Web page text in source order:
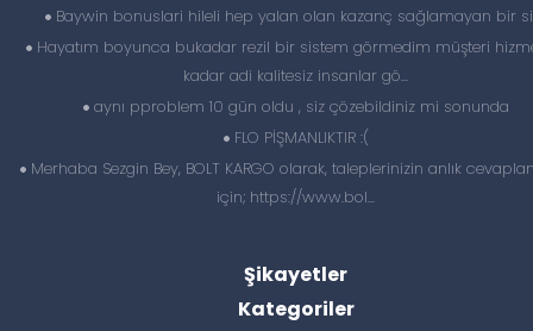
Baywin bonuslari hileli hep yalan olan kazanç sağlamayan bir
Hayatım boyunca bukadar rezil bir sistem görmedim müşteri
kadar adi kalitesiz insanlar gö...
aynı pproblem 10 gün oldu , siz çözebildiniz mi sonunda
FLO PİŞMANLIKTIR :(
Merhaba Sezgin Bey, BOLT KARGO olarak, taleplerinizin anlık
için; https://www.bol...
Şikayetler
Kategoriler